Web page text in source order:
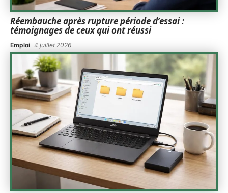
Réembauche après rupture période d’essai :
témoignages de ceux qui ont réussi
Emploi 4 juillet 2026